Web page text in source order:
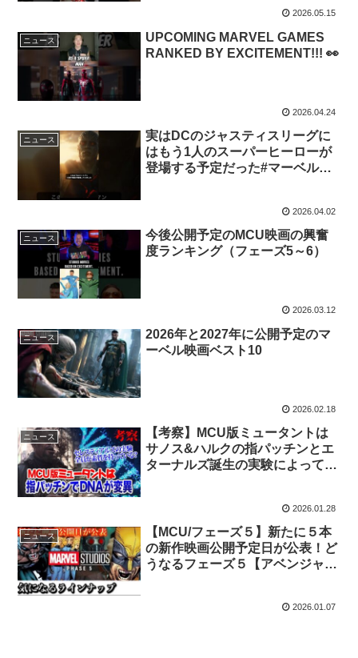
2026.05.15
ニュース
UPCOMING MARVEL GAMES
RANKED BY EXCITEMENT!!! 👀
2026.04.24
ニュース
実はDCのジャスティスリーグに
はもう1人のスーパーヒーローが
登場する予定だった#マーベル
2026.04.02
ニュース
今後公開予定のMCU映画の興奮
度ランキング（フェーズ5～6）
2026.03.12
ニュース
2026年と2027年に公開予定のマ
ーベル映画ベスト10
2026.02.18
ニュース
【考察】MCU版ミュータントは
サノス&ハルクの指パッチンとエ
ターナルズ誕生の実験によって誕
2026.01.28
ニュース
【MCU/フェーズ５】新たに５本
の新作映画公開予定日が公表！ど
うなるフェーズ５【アベンジャー
2026.01.07